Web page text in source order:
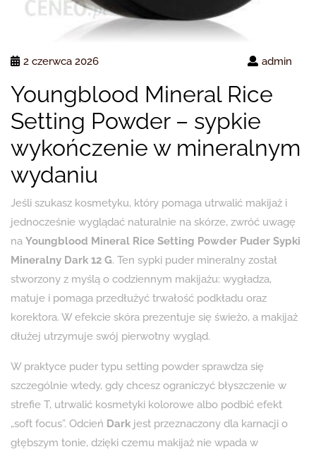
2 czerwca 2026 admin
Youngblood Mineral Rice
Setting Powder – sypkie
wykończenie w mineralnym
wydaniu
Jeśli szukasz kosmetyku, który pomaga utrwalić makijaż i
jednocześnie wyglądać naturalnie na skórze, zwróć uwagę
na Youngblood Mineral Rice Setting Powder Puder Sypki
Mineralny Dark 12 G. Ten sypki puder mineralny został
stworzony z myślą o codziennym makijażu: wygładza,
matuje i pomaga przedłużyć trwałość podkładu oraz
korektora. W efekcie skóra prezentuje się świeżo, a makijaż
dłużej utrzymuje swój pierwotny wygląd.
W praktyce puder typu setting powder sprawdza się
szczególnie wtedy, gdy chcesz ograniczyć błyszczenie w
strefie T, utrwalić kosmetyki kolorowe albo podbić efekt
„soft focus”. Odcień Dark jest przeznaczony dla karnacji o
głębszym tonie, dzięki czemu makijaż nie wpada w